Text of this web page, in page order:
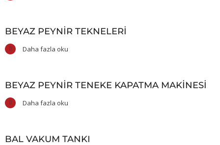
BEYAZ PEYNIR TEKNELERI
Daha fazla oku
BEYAZ PEYNIR TENEKE KAPATMA MAKINESI
Daha fazla oku
BAL VAKUM TANKI